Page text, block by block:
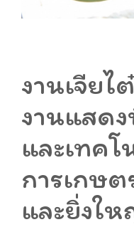
งานเจีย
งานแสด
และเทคโ
การเกษต
และยิ่งใ